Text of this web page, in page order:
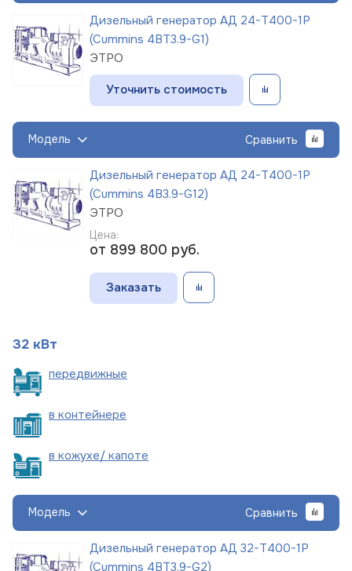
Дизельный генератор АД 24-Т400-1Р
(Cummins 4BT3.9-G1)
ЭТРО
Уточнить стоимость
Модель Сравнить
Дизельный генератор АД 24-Т400-1Р
(Cummins 4B3.9-G12)
ЭТРО
Цена:
от 899 800 руб.
Заказать
32 кВт
передвижные
в контейнере
в кожухе/ капоте
Модель Сравнить
Дизельный генератор АД 32-Т400-1Р
(Cummins 4BT3,9-G2)